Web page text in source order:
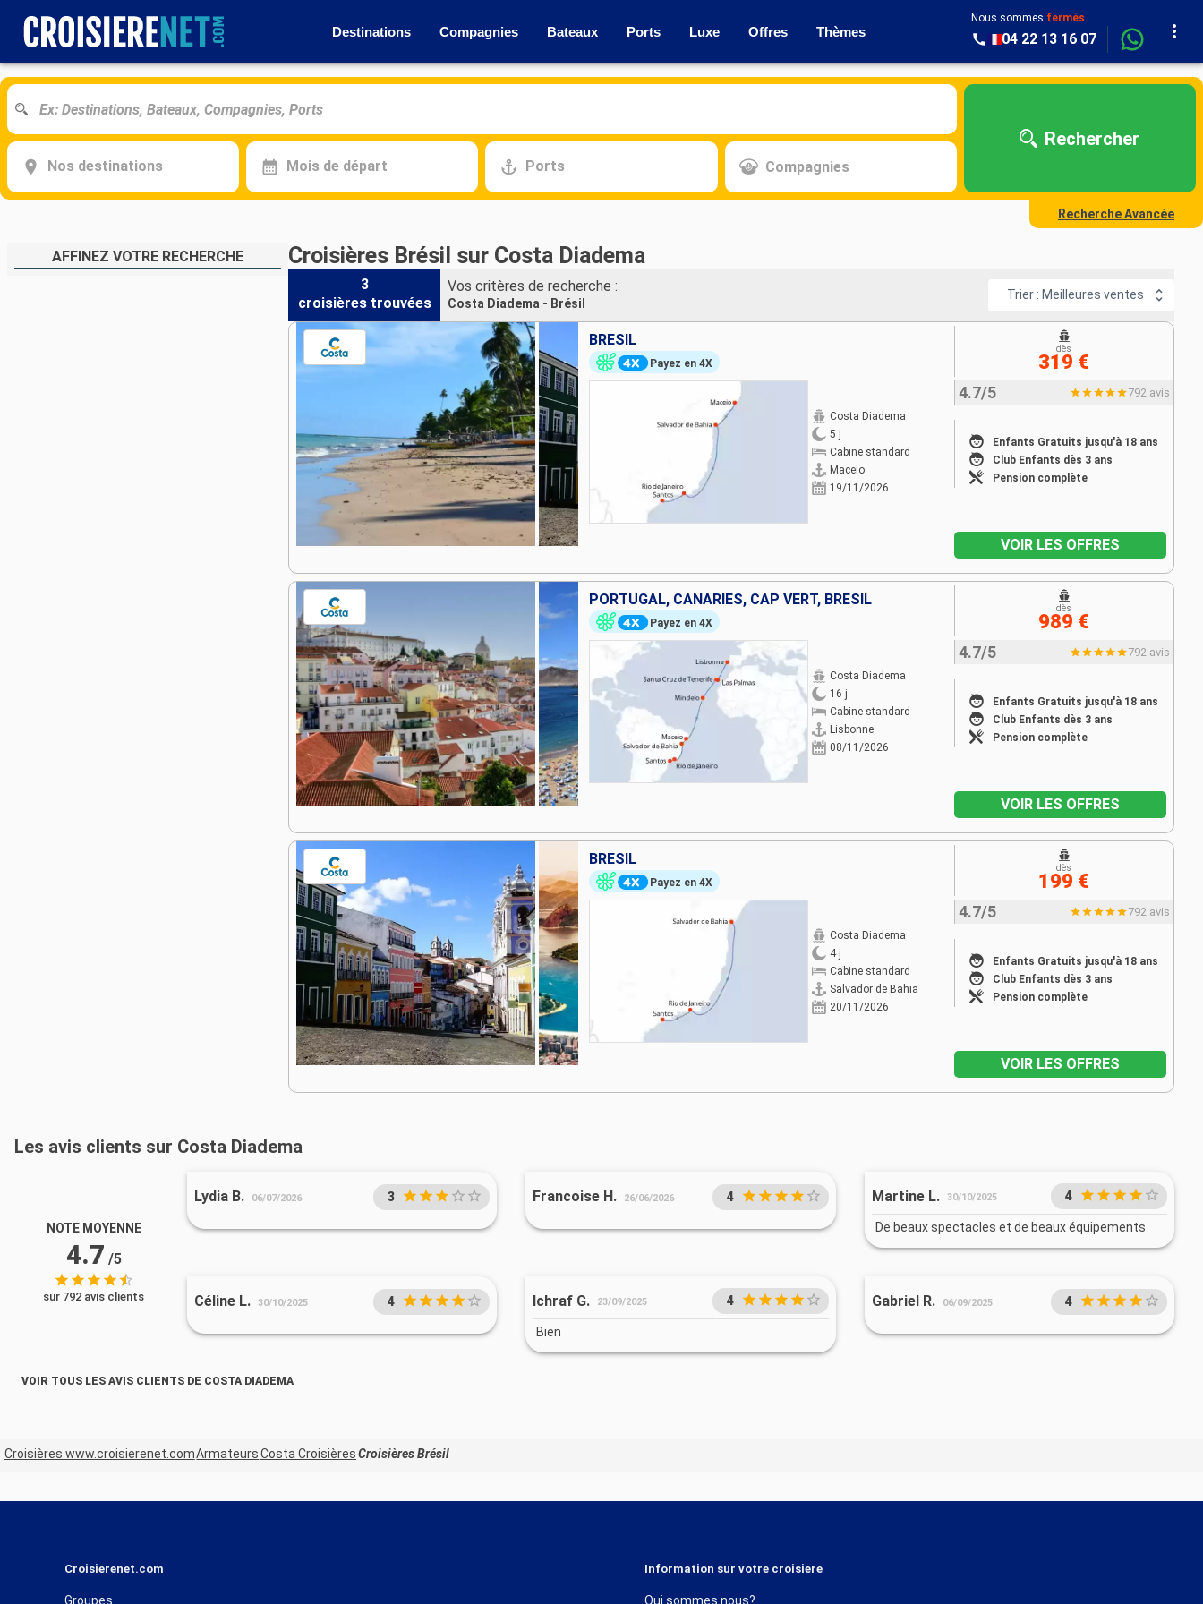
Destinations Compagnies Bateaux Ports Luxe Offres Thèmes
Nous sommes fermés
04 22 13 16 07
Nos destinations Mois de départ Ports Compagnies
Rechercher
Recherche Avancée
AFFINEZ VOTRE RECHERCHE Croisières Brésil sur Costa Diadema
3
croisières trouvées
Vos critères de recherche :
Costa Diadema - Brésil
Trier : Meilleures ventes
BRÉSIL
Payez en 4X
Costa Diadema
5 j
Cabine standard
Maceio
19/11/2026
4.7/5 792 avis
Enfants Gratuits jusqu'à 18 ans
Club Enfants dès 3 ans
Pension complète
dès
319 €
VOIR LES OFFRES
PORTUGAL, CANARIES, CAP VERT, BRÉSIL
Payez en 4X
Costa Diadema
16 j
Cabine standard
Lisbonne
08/11/2026
4.7/5 792 avis
Enfants Gratuits jusqu'à 18 ans
Club Enfants dès 3 ans
Pension complète
dès
989 €
VOIR LES OFFRES
BRÉSIL
Payez en 4X
Costa Diadema
4 j
Cabine standard
Salvador de Bahia
20/11/2026
4.7/5 792 avis
Enfants Gratuits jusqu'à 18 ans
Club Enfants dès 3 ans
Pension complète
dès
199 €
VOIR LES OFFRES
Les avis clients sur Costa Diadema
NOTE MOYENNE
4.7 /5
sur 792 avis clients
Lydia B. 06/07/2026 3 Francoise H. 26/06/2026 4 Martine L. 30/10/2025 4
De beaux spectacles et de beaux équipements
Céline L. 30/10/2025 4 Ichraf G. 23/09/2025 4
Bien
Gabriel R. 06/09/2025 4
VOIR TOUS LES AVIS CLIENTS DE COSTA DIADEMA
Croisières www.croisierenet.comArmateursCosta CroisièresCroisières Brésil
Croisierenet.com
Groupes
Information sur votre croisiere
Qui sommes nous?